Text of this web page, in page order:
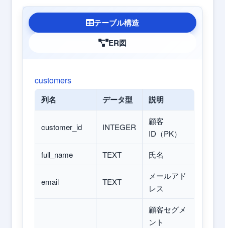
テーブル構造
ER図
customers
列名 データ型 説明
customer_id INTEGER
顧客
ID（PK）
full_name
TEXT 氏名
email TEXT
メールアド
レス
顧客セグメ
ント